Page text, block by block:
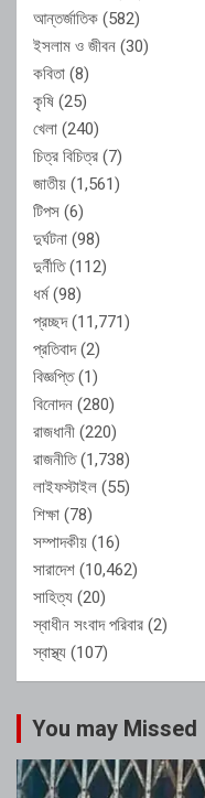
আন্তর্জাতিক (582)
ইসলাম ও জীবন (30)
কবিতা (8)
কৃষি (25)
খেলা (240)
চিত্র বিচিত্র (7)
জাতীয় (1,561)
টিপস (6)
দুর্ঘটনা (98)
দুর্নীতি(112)
ধর্ম(98)
প্রচ্ছদ(11,771)
প্রতিবাদ(2)
বিজ্ঞপ্তি(1)
বিনোদন (280)
রাজধানী (220)
রাজনীতি(1,738)
লাইফস্টাইল (55)
শিক্ষা (78)
সম্পাদকীয় (16)
সারাদেশ (10,462)
সাহিত্য (20)
স্বাধীন সংবাদ পরিবার (2)
স্বাস্থ্য (107)
You may Missed